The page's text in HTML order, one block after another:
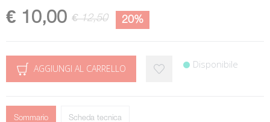
€ 10,00 € 12,50 20%
AGGIUNGI AL CARRELLO Disponibile
Sommario Scheda tecnica